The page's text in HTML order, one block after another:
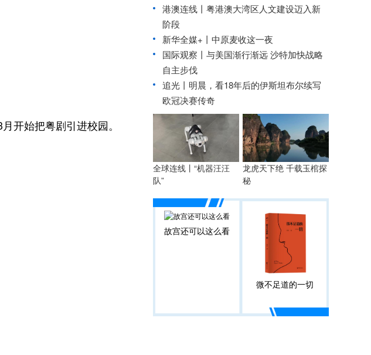
始把粤剧引进校园。
港澳连线丨 粤港澳大湾区人文建设迈入新
阶段
新华全媒+丨 中原麦收这一夜
国际观察丨 与美国渐行渐远 沙特加快战略
自主步伐
追光丨 明晨，看18年后的伊斯坦布尔续写
欧冠决赛传奇
全球连线丨“机器汪汪
队”
龙虎天下绝 千载玉棺探
秘
故宫还可以这么看
微不足道的一切